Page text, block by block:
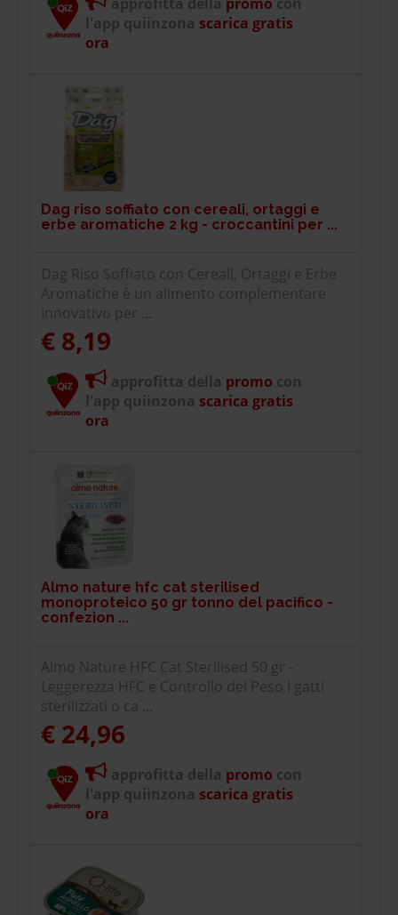
l'app quiinzona scarica gratis
ora
Dag riso soffiato con cereali, ortaggi e
erbe aromatiche 2 kg - croccantini per ...
Dag Riso Soffiato con Cereali, Ortaggi e Erbe
Aromatiche è un alimento complementare
innovativo per ...
€ 8,19
approfitta della promo con
l'app quiinzona scarica gratis
ora
Almo nature hfc cat sterilised
monoproteico 50 gr tonno del pacifico -
confezion ...
Almo Nature HFC Cat Sterilised 50 gr -
Leggerezza HFC e Controllo del Peso I gatti
sterilizzati o ca ...
€ 24,96
approfitta della promo con
l'app quiinzona scarica gratis
ora